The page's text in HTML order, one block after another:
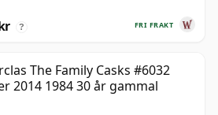
FRI FRAKT
?
The Family Casks #6032
2014 1984 30 år gammal